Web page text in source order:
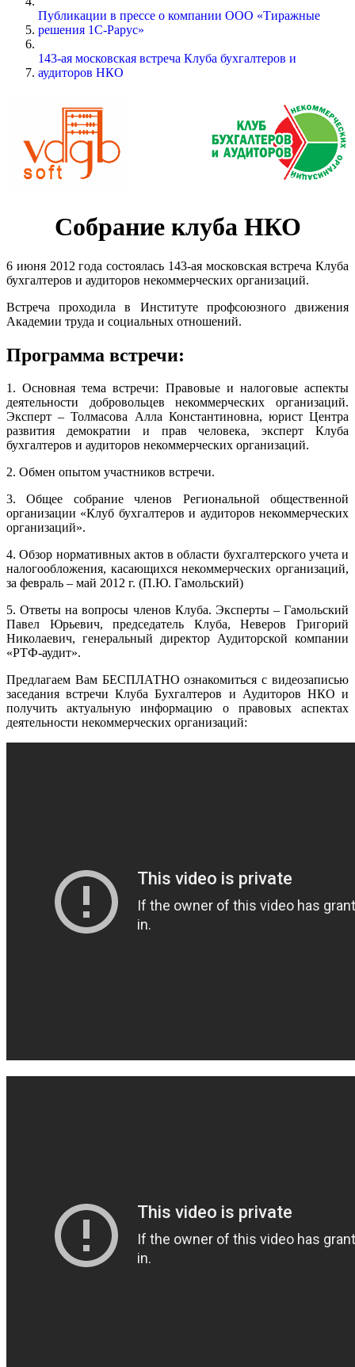
Публикации в прессе о компании ООО «Тиражные
решения 1С-Рарус»
143-ая московская встреча Клуба бухгалтеров и
аудиторов НКО
Собрание клуба НКО
6 июня 2012 года состоялась 143-ая московская встреча Клуба
бухгалтеров и аудиторов некоммерческих организаций.
Встреча проходила в Институте профсоюзного движения
Академии труда и социальных отношений.
Программа встречи:
1. Основная тема встречи: Правовые и налоговые аспекты
деятельности добровольцев некоммерческих организаций.
Эксперт – Толмасова Алла Константиновна, юрист Центра
развития демократии и прав человека, эксперт Клуба
бухгалтеров и аудиторов некоммерческих организаций.
2. Обмен опытом участников встречи.
3. Общее собрание членов Региональной общественной
организации «Клуб бухгалтеров и аудиторов некоммерческих
организаций».
4. Обзор нормативных актов в области бухгалтерского учета и
налогообложения, касающихся некоммерческих организаций,
за февраль – май 2012 г. (П.Ю. Гамольский)
5. Ответы на вопросы членов Клуба. Эксперты – Гамольский
Павел Юрьевич, председатель Клуба, Неверов Григорий
Николаевич, генеральный директор Аудиторской компании
«РТФ-аудит».
Предлагаем Вам БЕСПЛАТНО ознакомиться с видеозаписью
заседания встречи Клуба Бухгалтеров и Аудиторов НКО и
получить актуальную информацию о правовых аспектах
деятельности некоммерческих организаций: